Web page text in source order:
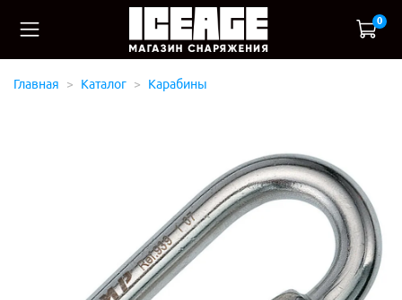
0
Главная Каталог Карабины